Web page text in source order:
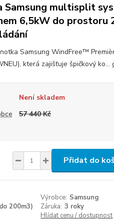
Samsung multisplit
6,5kW do prostoru
Samsung WindFree™
která zajišťuje špičkový ko...
Není skladem
57 440 Kč
Přidat do
Výrobce: Samsung
200m3) Záruka: 3 roky
Hlídat cenu / dostupnost